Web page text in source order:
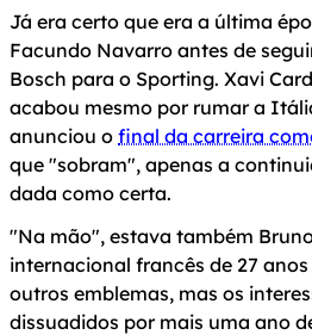
Já era certo que era a última
Facundo Navarro antes de
Bosch para o Sporting. Xavi
acabou mesmo por rumar a
anunciou o final da carreira
que "sobram", apenas a
dada como certa.
"Na mão", estava também
internacional francês de 27
outros emblemas, mas os
dissuadidos por mais uma ano